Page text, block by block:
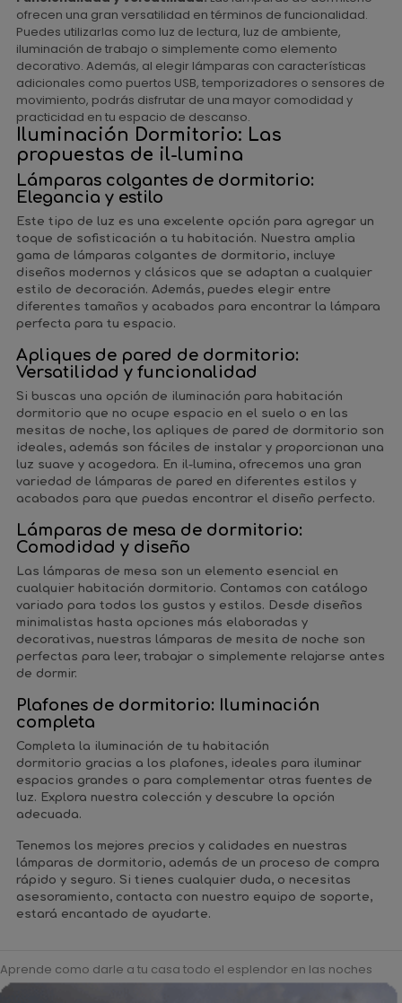
ofrecen una gran versatilidad en términos de funcionalidad.
Puedes utilizarlas como luz de lectura, luz de ambiente,
iluminación de trabajo o simplemente como elemento
decorativo. Además, al elegir lámparas con características
adicionales como puertos USB, temporizadores o sensores de
movimiento, podrás disfrutar de una mayor comodidad y
practicidad en tu espacio de descanso.
Iluminación Dormitorio: Las
propuestas de il-lumina
Lámparas colgantes de dormitorio:
Elegancia y estilo
Este tipo de luz es una excelente opción para agregar un
toque de sofisticación a tu habitación. Nuestra amplia
gama de lámparas colgantes de dormitorio, incluye
diseños modernos y clásicos que se adaptan a cualquier
estilo de decoración. Además, puedes elegir entre
diferentes tamaños y acabados para encontrar la lámpara
perfecta para tu espacio.
Apliques de pared de dormitorio:
Versatilidad y funcionalidad
Si buscas una opción de iluminación para habitación
dormitorio que no ocupe espacio en el suelo o en las
mesitas de noche, los apliques de pared de dormitorio son
ideales, además son fáciles de instalar y proporcionan una
luz suave y acogedora. En il-lumina, ofrecemos una gran
variedad de lámparas de pared en diferentes estilos y
acabados para que puedas encontrar el diseño perfecto.
Lámparas de mesa de dormitorio:
Comodidad y diseño
Las lámparas de mesa son un elemento esencial en
cualquier habitación dormitorio. Contamos con catálogo
variado para todos los gustos y estilos. Desde diseños
minimalistas hasta opciones más elaboradas y
decorativas, nuestras lámparas de mesita de noche son
perfectas para leer, trabajar o simplemente relajarse antes
de dormir.
Plafones de dormitorio: Iluminación
completa
Completa la iluminación de tu habitación
dormitorio gracias a los plafones, ideales para iluminar
espacios grandes o para complementar otras fuentes de
luz. Explora nuestra colección y descubre la opción
adecuada.
Tenemos los mejores precios y calidades en nuestras
lámparas de dormitorio, además de un proceso de compra
rápido y seguro. Si tienes cualquier duda, o necesitas
asesoramiento, contacta con nuestro equipo de soporte,
estará encantado de ayudarte.
Aprende como darle a tu casa todo el esplendor en las noches